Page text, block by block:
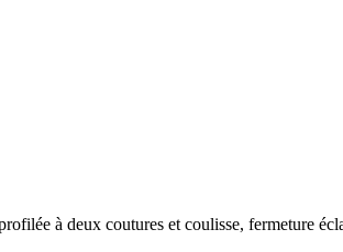
à deux coutures et coulisse, fermeture